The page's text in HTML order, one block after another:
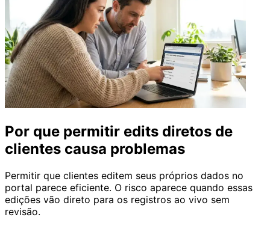
Por que permitir edits diretos de
clientes causa problemas
Permitir que clientes editem seus próprios dados no
portal parece eficiente. O risco aparece quando essas
edições vão direto para os registros ao vivo sem
revisão.